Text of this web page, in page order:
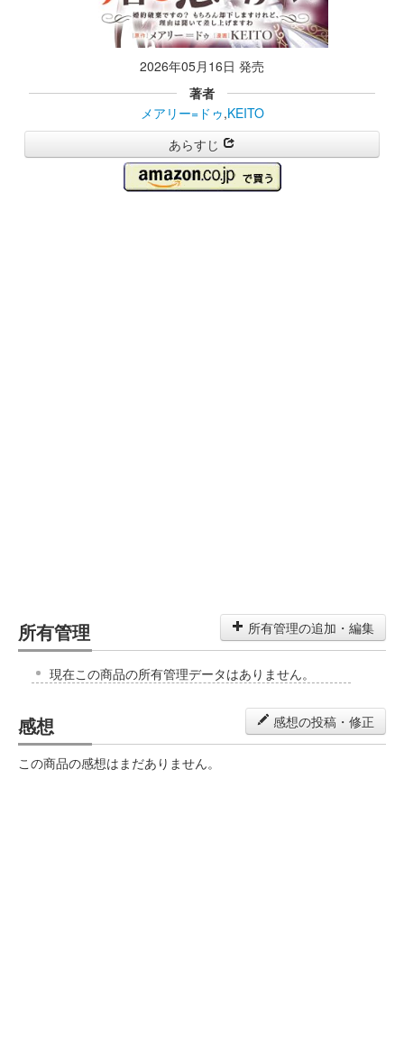
2026年05月16日 発売
著者
メアリー=ドゥ,KEITO
あらすじ
所有管理 所有管理の追加・編集
現在この商品の所有管理データはありません。
感想 感想の投稿・修正
この商品の感想はまだありません。